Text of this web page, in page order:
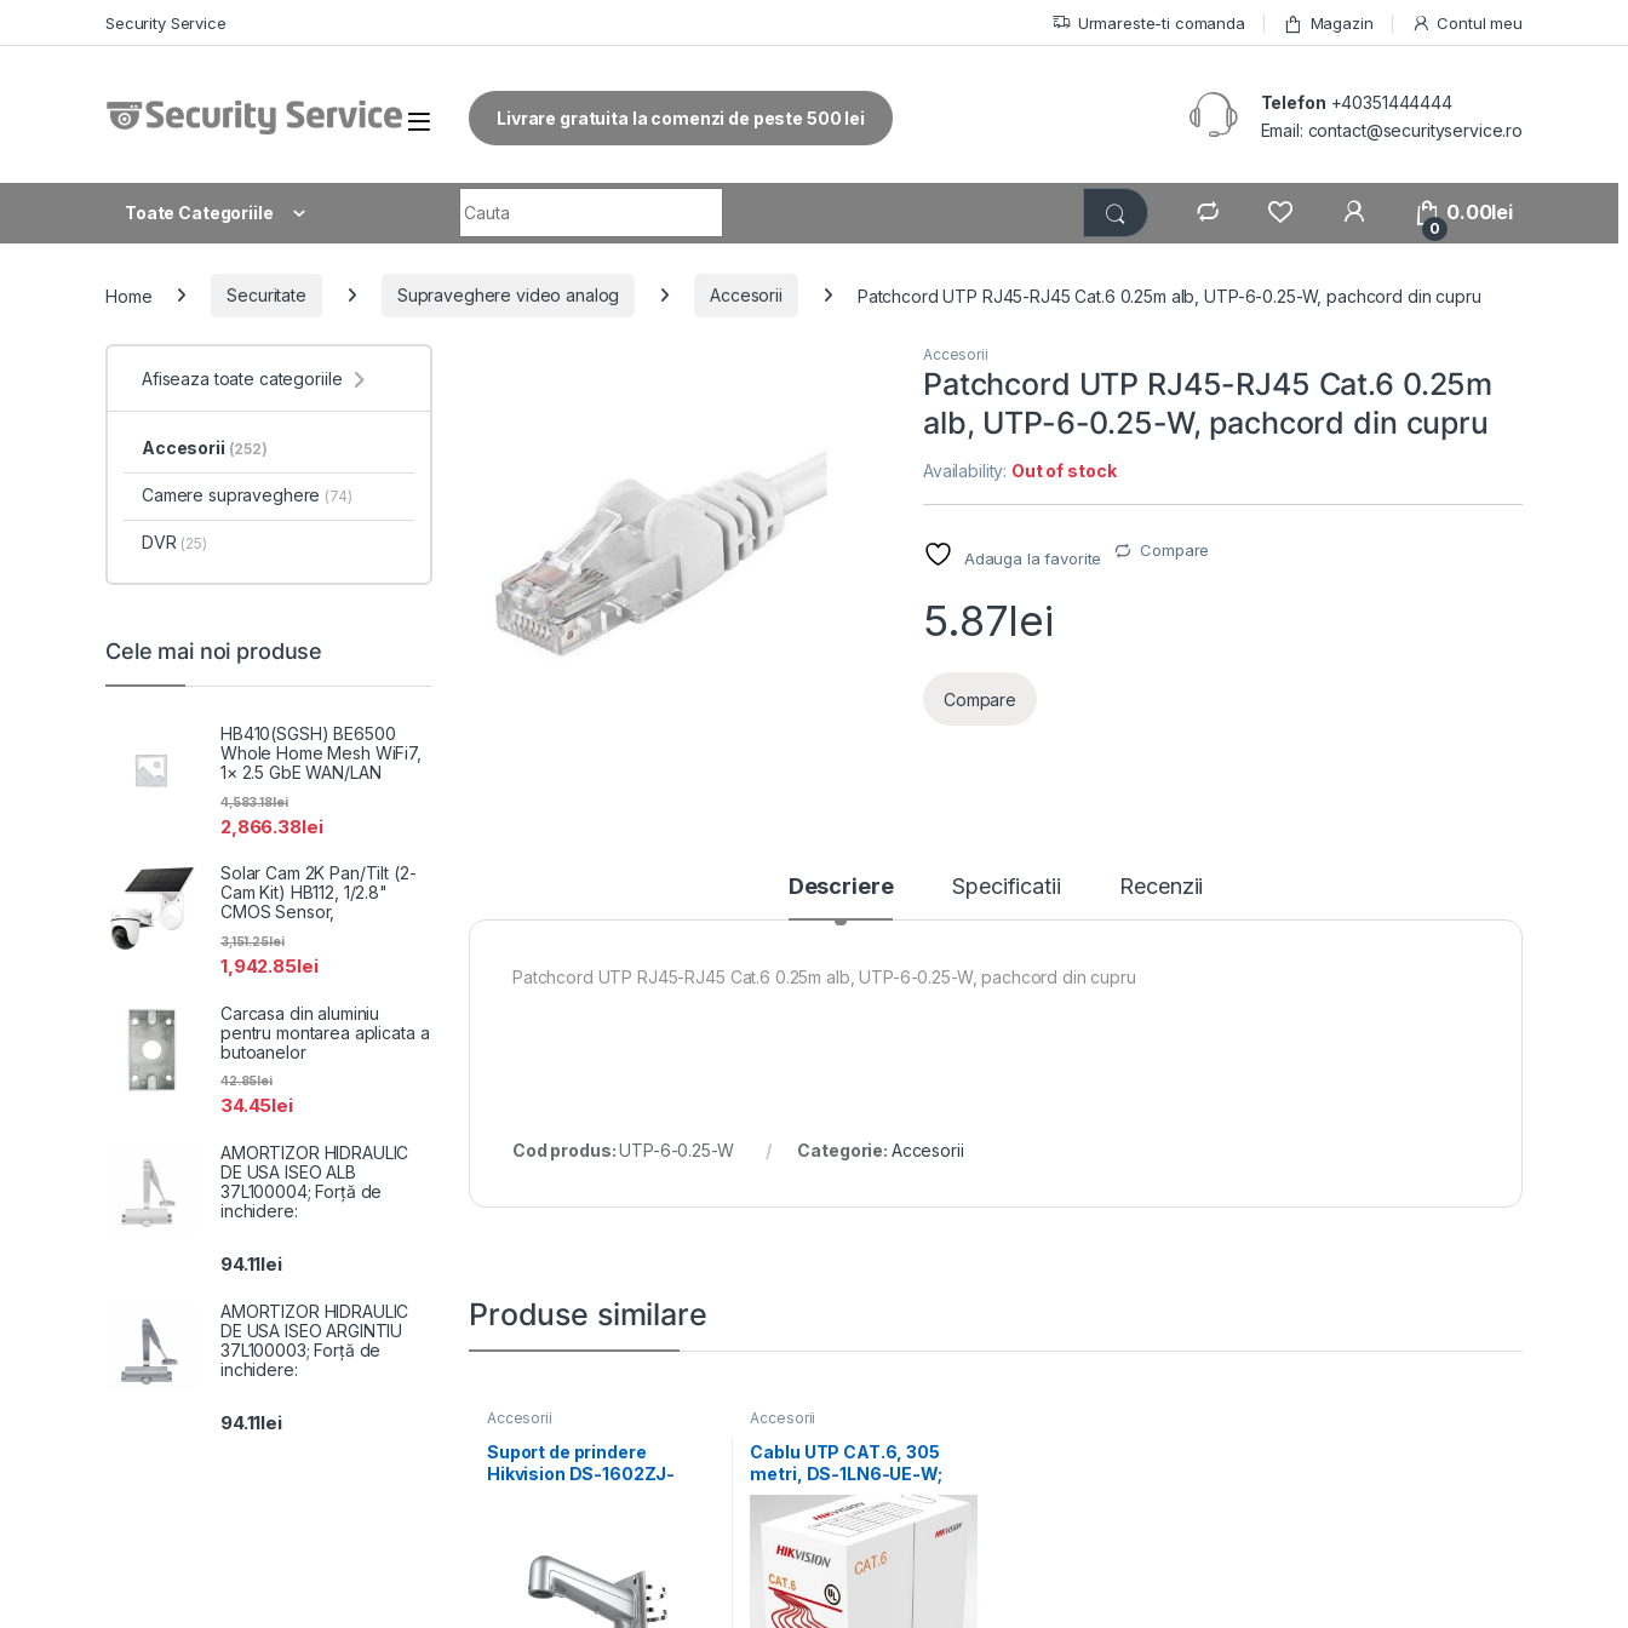
Security Service Urmareste-ti comanda Magazin Contul meu
Livrare gratuita la comenzi de peste 500 lei
Telefon +40351444444
Email: contact@securityservice.ro
Toate Categoriile
0
0.00lei
Home Securitate Supraveghere video analog Accesorii Patchcord UTP RJ45-RJ45 Cat.6 0.25m alb, UTP-6-0.25-W, pachcord din cupru
Accesorii
Patchcord UTP RJ45-RJ45 Cat.6 0.25m
alb, UTP-6-0.25-W, pachcord din cupru
Availability: Out of stock
Adauga la favorite Compare
5.87lei
Compare
Descriere Specificatii Recenzii
Patchcord UTP RJ45-RJ45 Cat.6 0.25m alb, UTP-6-0.25-W, pachcord din cupru
Cod produs:UTP-6-0.25-W Categorie: Accesorii
Produse similare
Accesorii
Suport de prindere
Hikvision DS-1602ZJ-
Accesorii
Cablu UTP CAT.6, 305
metri, DS-1LN6-UE-W;
Diametru fir: 0.53mm,
OFC,
Afiseaza toate categoriile
Accesorii (252)
Camere supraveghere (74)
DVR (25)
Cele mai noi produse
HB410(SGSH) BE6500
Whole Home Mesh WiFi7,
1× 2.5 GbE WAN/LAN
2,866.38lei
4,583.18lei
Solar Cam 2K Pan/Tilt (2-
Cam Kit) HB112, 1/2.8"
CMOS Sensor,
1,942.85lei
3,151.25lei
Carcasa din aluminiu
pentru montarea aplicata a
butoanelor
34.45lei
42.85lei
AMORTIZOR HIDRAULIC
DE USA ISEO ALB
37L100004; Forță de
inchidere:
94.11lei
AMORTIZOR HIDRAULIC
DE USA ISEO ARGINTIU
37L100003; Forță de
inchidere:
94.11lei